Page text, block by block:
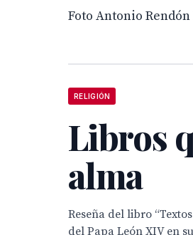
Foto Antonio
RELIGIÓN
Libros
alma
Reseña del libro
del Papa León XIV en